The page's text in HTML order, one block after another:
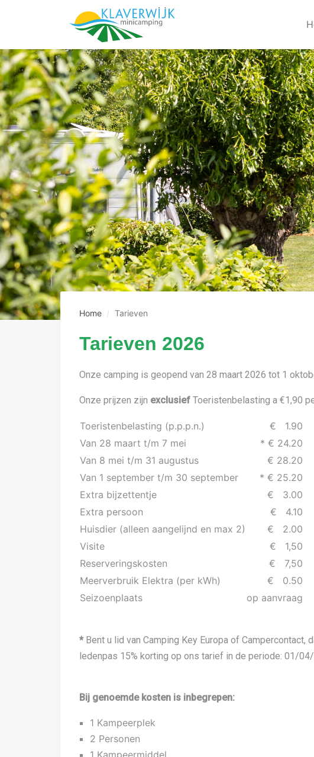
Home Tarieven
Tarieven 2026
Onze camping is geopend van 28 maart 2026 tot 1
Onze prijzen zijn exclusief Toeristenbelasting a €1,90
Toeristenbelasting (p.p.p.n.)
€ 1.90
Van 28 maart t/m 7 mei
* € 24.20
Van 8 mei t/m 31 augustus
€ 28.20
Van 1 september t/m 30 september
* € 25.20
Extra bijzettentje
€ 3.00
Extra persoon
€ 4.10
Huisdier (alleen aangelijnd en max 2)
€ 2.00
Visite
€ 1,50
Reserveringskosten
€ 7,50
Meerverbruik Elektra (per kWh)
€ 0.50
Seizoenplaats
op aanvraag
*Bent u lid van Camping Key Europa of Campercontact,
ledenpas 15% korting op ons tarief in de periode: 01/
Bij genoemde kosten is inbegrepen:
1 Kampeerplek
2 Personen
1 Kampeermiddel